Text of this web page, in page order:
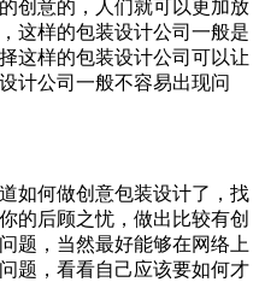
创意的，人们就可以更加放
这样的包装设计公司一般是
这样的包装设计公司可以让
计公司一般不容易出现问
如何做创意包装设计了，找
的后顾之忧， 做出比较有创
题，当然最好能够在网络上
题，看看自己应该要如何才